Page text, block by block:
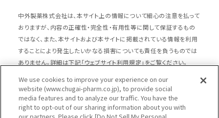
中外製薬株式会社は、本サイト上の情報について細心の注意を払って
おりますが、内容の正確性・完全性・有用性等に関して保証するもの
ではなく、また、本サイトおよび本サイトに掲載されている情報を利用
することにより発生したいかなる損害についても責任を負うものでは
ありません。詳細は下記「ウェブサイト利用規定」をご覧ください。
サイトマップ
ウェブサイト利用規定
個人情報の取扱いのご案内
ソーシャルメディアポリシー
We use cookies to improve your experience on our
website (www.chugai-pharm.co.jp), to provide social
media features and to analyze our traffic. You have the
right to opt-out of our sharing information about you with